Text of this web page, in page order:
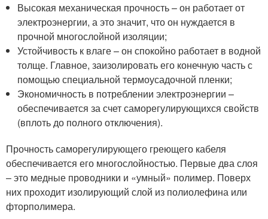
Высокая механическая прочность – он работает от
электроэнергии, а это значит, что он нуждается в
прочной многослойной изоляции;
Устойчивость к влаге – он спокойно работает в водной
толще. Главное, заизолировать его конечную часть с
помощью специальной термоусадочной пленки;
Экономичность в потреблении электроэнергии –
обеспечивается за счет саморегулирующихся свойств
(вплоть до полного отключения).
Прочность саморегулирующего греющего кабеля
обеспечивается его многослойностью. Первые два слоя
– это медные проводники и «умный» полимер. Поверх
них проходит изолирующий слой из полиолефина или
фторполимера.